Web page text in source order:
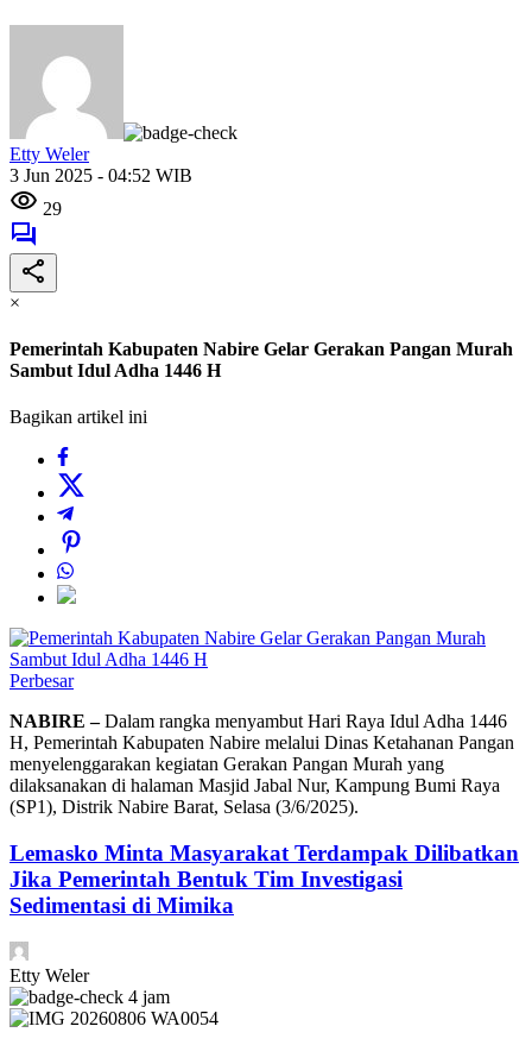
Etty Weler
3 Jun 2025 - 04:52 WIB
29
×
Pemerintah Kabupaten Nabire Gelar Gerakan Pangan Murah
Sambut Idul Adha 1446 H
Bagikan artikel ini
Perbesar
NABIRE –Dalam rangka menyambut Hari Raya Idul Adha 1446
H, Pemerintah Kabupaten Nabire melalui Dinas Ketahanan Pangan
menyelenggarakan kegiatan Gerakan Pangan Murah yang
dilaksanakan di halaman Masjid Jabal Nur, Kampung Bumi Raya
(SP1), Distrik Nabire Barat, Selasa (3/6/2025).
Lemasko Minta Masyarakat Terdampak Dilibatkan
Jika Pemerintah Bentuk Tim Investigasi
Sedimentasi di Mimika
Etty Weler
4 jam